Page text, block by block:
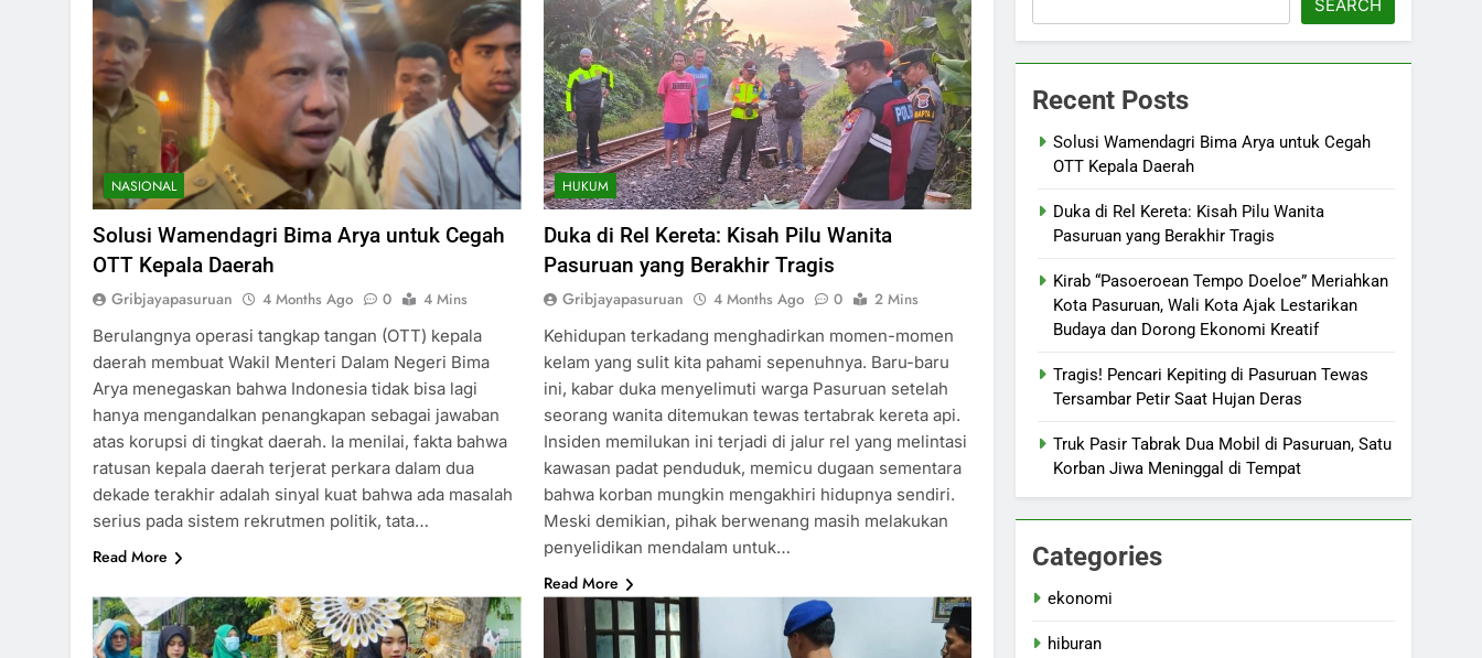
NASIONAL
Solusi Wamendagri Bima Arya untuk Cegah
OTT Kepala Daerah
Gribjayapasuruan 4 Months Ago 0
4 Mins
Berulangnya operasi tangkap tangan (OTT) kepala
daerah membuat Wakil Menteri Dalam Negeri Bima
Arya menegaskan bahwa Indonesia tidak bisa lagi
hanya mengandalkan penangkapan sebagai jawaban
atas korupsi di tingkat daerah. Ia menilai, fakta bahwa
ratusan kepala daerah terjerat perkara dalam dua
dekade terakhir adalah sinyal kuat bahwa ada masalah
serius pada sistem rekrutmen politik, tata…
Read More
HUKUM
Duka di Rel Kereta: Kisah Pilu Wanita
Pasuruan yang Berakhir Tragis
Gribjayapasuruan 4 Months Ago 0
2 Mins
Kehidupan terkadang menghadirkan momen-momen
kelam yang sulit kita pahami sepenuhnya. Baru-baru
ini, kabar duka menyelimuti warga Pasuruan setelah
seorang wanita ditemukan tewas tertabrak kereta api.
Insiden memilukan ini terjadi di jalur rel yang melintasi
kawasan padat penduduk, memicu dugaan sementara
bahwa korban mungkin mengakhiri hidupnya sendiri.
Meski demikian, pihak berwenang masih melakukan
penyelidikan mendalam untuk…
Read More
SEARCH
Recent Posts
Solusi Wamendagri Bima Arya untuk Cegah
OTT Kepala Daerah
Duka di Rel Kereta: Kisah Pilu Wanita
Pasuruan yang Berakhir Tragis
Kirab “Pasoeroean Tempo Doeloe” Meriahkan
Kota Pasuruan, Wali Kota Ajak Lestarikan
Budaya dan Dorong Ekonomi Kreatif
Tragis! Pencari Kepiting di Pasuruan Tewas
Tersambar Petir Saat Hujan Deras
Truk Pasir Tabrak Dua Mobil di Pasuruan, Satu
Korban Jiwa Meninggal di Tempat
Categories
ekonomi
hiburan